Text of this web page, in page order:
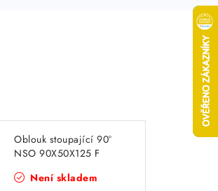
Oblouk stoupající 90°
NSO 90X50X125 F
ponorem
Není skladem